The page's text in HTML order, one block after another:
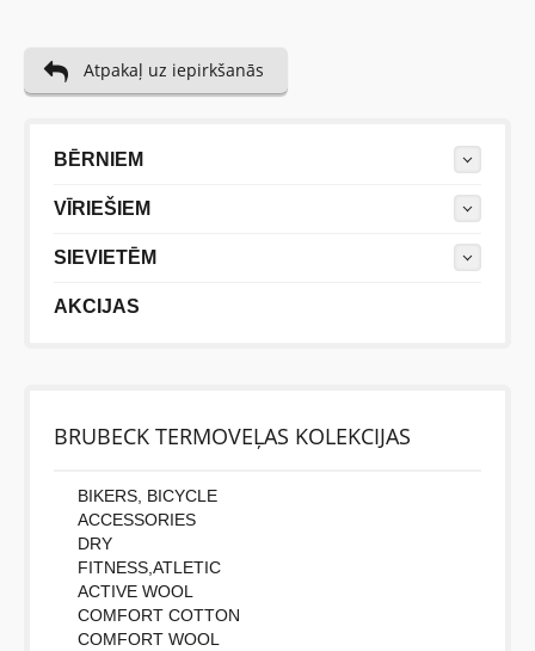
Atpakaļ uz iepirkšanās
BĒRNIEM
VĪRIEŠIEM
SIEVIETĒM
AKCIJAS
BRUBECK TERMOVEĻAS KOLEKCIJAS
BIKERS, BICYCLE
ACCESSORIES
DRY
FITNESS,ATLETIC
ACTIVE WOOL
COMFORT COTTON
COMFORT WOOL